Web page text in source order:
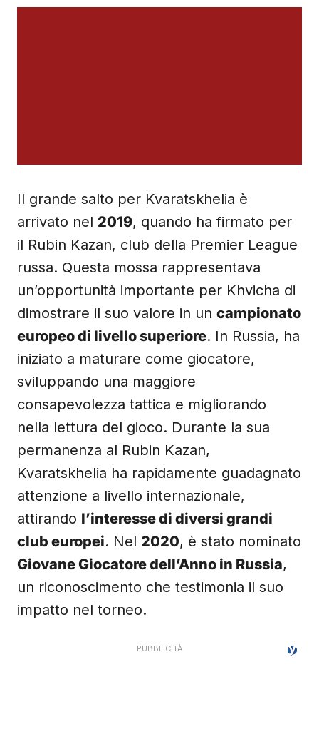
Il grande salto per Kvaratskhelia è
arrivato nel 2019, quando ha firmato per
il Rubin Kazan, club della Premier League
russa. Questa mossa rappresentava
un’opportunità importante per Khvicha di
dimostrare il suo valore in un campionato
europeo di livello superiore. In Russia, ha
iniziato a maturare come giocatore,
sviluppando una maggiore
consapevolezza tattica e migliorando
nella lettura del gioco. Durante la sua
permanenza al Rubin Kazan,
Kvaratskhelia ha rapidamente guadagnato
attenzione a livello internazionale,
attirando l’interesse di diversi grandi
club europei. Nel 2020, è stato nominato
Giovane Giocatore dell’Anno in Russia,
un riconoscimento che testimonia il suo
impatto nel torneo.